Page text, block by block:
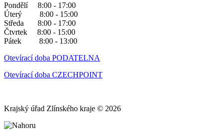
Pondělí 8:00 - 17:00
Úterý 8:00 - 15:00
Středa 8:00 - 17:00
Čtvrtek 8:00 - 15:00
Pátek 8:00 - 13:00
Otevírací doba PODATELNA
Otevírací doba CZECHPOINT
Krajský úřad Zlínského kraje © 2026